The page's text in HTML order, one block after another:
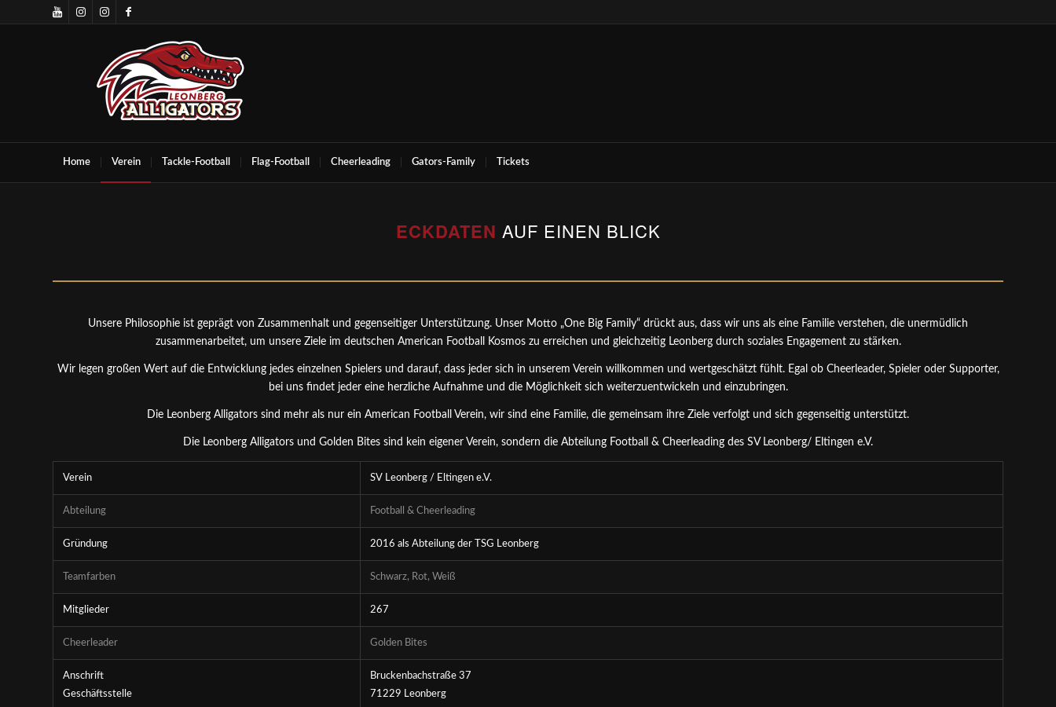
Home Verein Tackle-Football Flag-Football Cheerleading Gators-Family Tickets
ECKDATEN AUF EINEN BLICK
Unsere Philosophie ist geprägt von Zusammenhalt und gegenseitiger Unterstützung. Unser Motto „One Big Family“ drückt aus, dass wir uns als eine Familie verstehen, die unermüdlich
zusammenarbeitet, um unsere Ziele im deutschen American Football Kosmos zu erreichen und gleichzeitig Leonberg durch soziales Engagement zu stärken.
Wir legen großen Wert auf die Entwicklung jedes einzelnen Spielers und darauf, dass jeder sich in unserem Verein willkommen und wertgeschätzt fühlt. Egal ob Cheerleader, Spieler oder Supporter,
bei uns findet jeder eine herzliche Aufnahme und die Möglichkeit sich weiterzuentwickeln und einzubringen.
Die Leonberg Alligators sind mehr als nur ein American Football Verein, wir sind eine Familie, die gemeinsam ihre Ziele verfolgt und sich gegenseitig unterstützt.
Die Leonberg Alligators und Golden Bites sind kein eigener Verein, sondern die Abteilung Football & Cheerleading des SV Leonberg/ Eltingen e.V.
Verein SV Leonberg / Eltingen e.V.
Abteilung Football & Cheerleading
Gründung 2016 als Abteilung der TSG Leonberg
Teamfarben Schwarz, Rot, Weiß
Mitglieder 267
Cheerleader Golden Bites
Anschrift
Geschäftsstelle
Bruckenbachstraße 37
71229 Leonberg